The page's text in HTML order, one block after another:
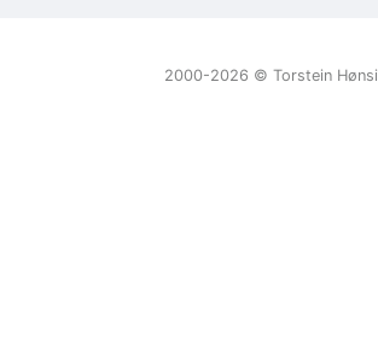
2000-2026 ©️ Torstein Hønsi